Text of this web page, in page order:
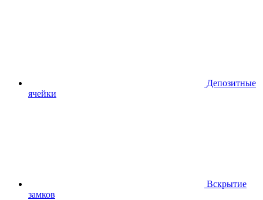
Депозитные
ячейки
Вскрытие
замков